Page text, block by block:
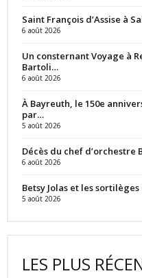
Saint François d’Assise à
6 août 2026
Un consternant Voyage à
Bartoli…
6 août 2026
À Bayreuth, le 150e
par…
5 août 2026
Décès du chef d’orchestre
6 août 2026
Betsy Jolas et les
5 août 2026
LES PLUS